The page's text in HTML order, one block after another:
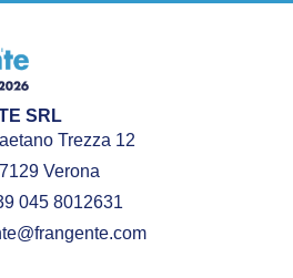
SRL
Trezza 12
Verona
045 8012631